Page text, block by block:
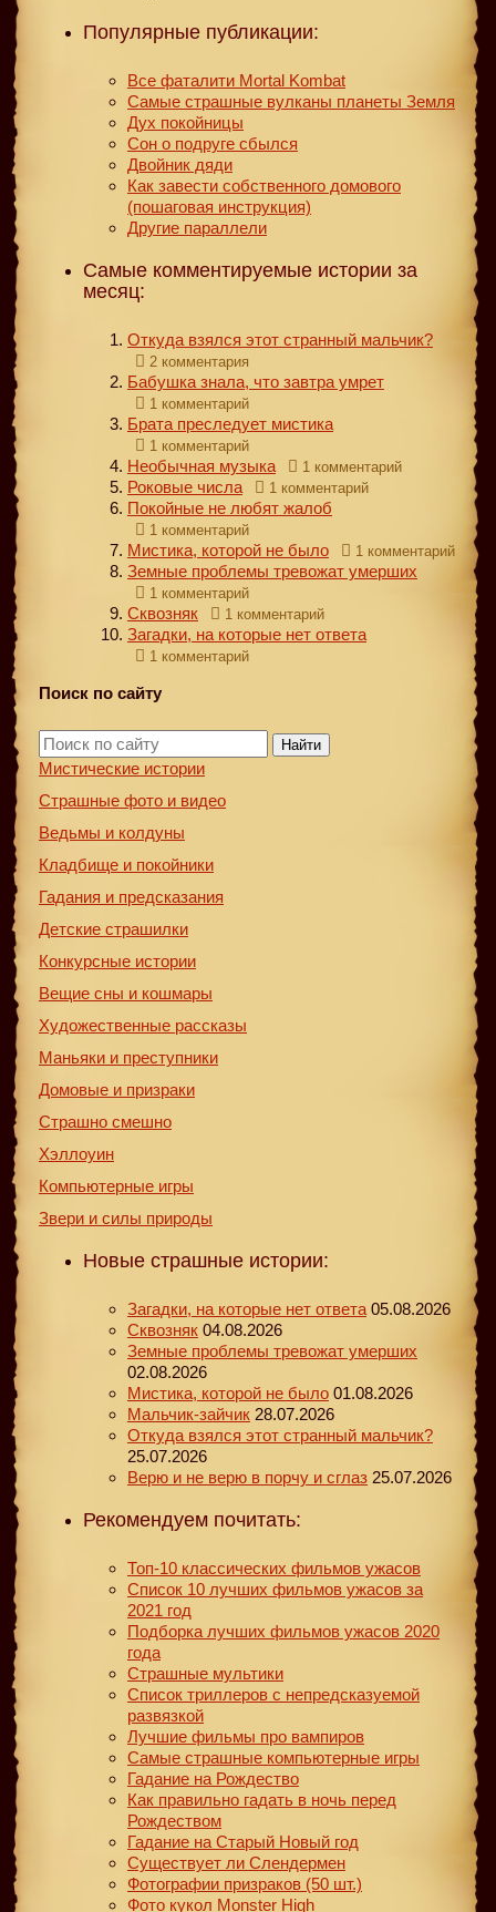
Популярные публикации:
Все фаталити Mortal Kombat
Самые страшные вулканы планеты Земля
Дух покойницы
Сон о подруге сбылся
Двойник дяди
Как завести собственного домового
(пошаговая инструкция)
Другие параллели
Самые комментируемые истории за
месяц:
Откуда взялся этот странный мальчик?
2 комментария
Бабушка знала, что завтра умрет
1 комментарий
Брата преследует мистика
1 комментарий
Необычная музыка 1 комментарий
Роковые числа 1 комментарий
Покойные не любят жалоб
1 комментарий
Мистика, которой не было 1 комментарий
Земные проблемы тревожат умерших
1 комментарий
Сквозняк 1 комментарий
Загадки, на которые нет ответа
1 комментарий
Поиск по сайту
Найти
Мистические истории
Страшные фото и видео
Ведьмы и колдуны
Кладбище и покойники
Гадания и предсказания
Детские страшилки
Конкурсные истории
Вещие сны и кошмары
Художественные рассказы
Маньяки и преступники
Домовые и призраки
Страшно смешно
Хэллоуин
Компьютерные игры
Звери и силы природы
Новые страшные истории:
Загадки, на которые нет ответа 05.08.2026
Сквозняк 04.08.2026
Земные проблемы тревожат умерших
02.08.2026
Мистика, которой не было 01.08.2026
Мальчик-зайчик 28.07.2026
Откуда взялся этот странный мальчик?
25.07.2026
Верю и не верю в порчу и сглаз 25.07.2026
Рекомендуем почитать:
Топ-10 классических фильмов ужасов
Список 10 лучших фильмов ужасов за
2021 год
Подборка лучших фильмов ужасов 2020
года
Страшные мультики
Список триллеров с непредсказуемой
развязкой
Лучшие фильмы про вампиров
Самые страшные компьютерные игры
Гадание на Рождество
Как правильно гадать в ночь перед
Рождеством
Гадание на Старый Новый год
Существует ли Слендермен
Фотографии призраков (50 шт.)
Фото кукол Monster High